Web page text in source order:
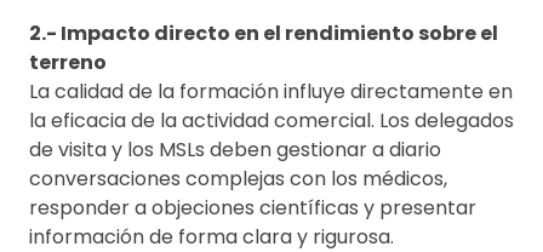
2.- Impacto directo en el rendimiento sobre el
terreno
La calidad de la formación influye directamente en
la eficacia de la actividad comercial. Los delegados
de visita y los MSLs deben gestionar a diario
conversaciones complejas con los médicos,
responder a objeciones científicas y presentar
información de forma clara y rigurosa.